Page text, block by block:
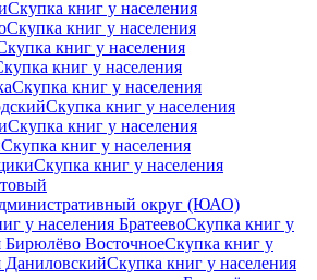
Скупка книг у населения
Скупка книг у населения
книг у населения
книг у населения
Скупка книг у населения
Скупка книг у населения
Скупка книг у населения
Скупка книг у населения
Скупка книг у населения
округ (ЮАО)
у населения БратеевоСкупка книг у
Бирюлёво ВосточноеСкупка книг у
ДаниловскийСкупка книг у населения